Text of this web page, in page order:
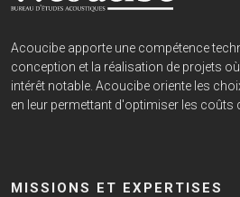
Acoucibe apporte une compétence
conception et la réalisation de projets
intérêt notable. Acoucibe oriente les
en leur permettant d'optimiser les coûts
MISSIONS ET EXPERTISES